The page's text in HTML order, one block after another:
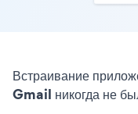
Встраивание
Gmail никогда не